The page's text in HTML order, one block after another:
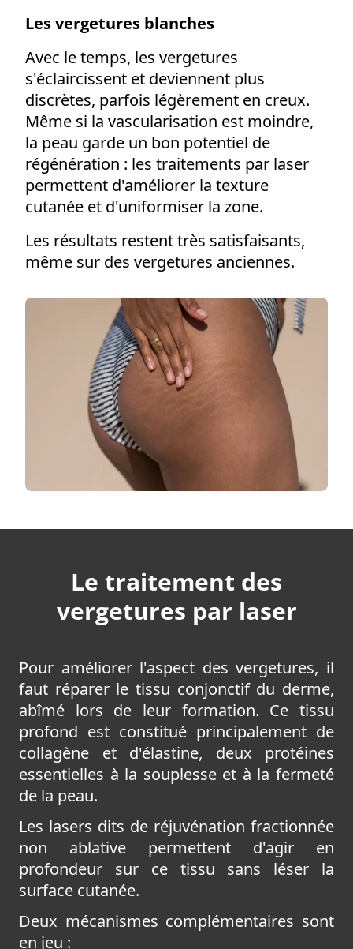
Les vergetures blanches
Avec le temps, les vergetures
s'éclaircissent et deviennent plus
discrètes, parfois légèrement en creux.
Même si la vascularisation est moindre,
la peau garde un bon potentiel de
régénération : les traitements par laser
permettent d'améliorer la texture
cutanée et d'uniformiser la zone.
Les résultats restent très satisfaisants,
même sur des vergetures anciennes.
Le traitement des
vergetures par laser
Pour améliorer l'aspect des vergetures, il
faut réparer le tissu conjonctif du derme,
abîmé lors de leur formation. Ce tissu
profond est constitué principalement de
collagène et d'élastine, deux protéines
essentielles à la souplesse et à la fermeté
de la peau.
Les lasers dits de réjuvénation fractionnée
non ablative permettent d'agir en
profondeur sur ce tissu sans léser la
surface cutanée.
Deux mécanismes complémentaires sont
en jeu :